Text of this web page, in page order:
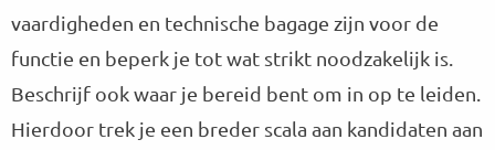
vaardigheden en technische bagage zijn voor de
functie en beperk je tot wat strikt noodzakelijk is.
Beschrijf ook waar je bereid bent om in op te leiden.
Hierdoor trek je een breder scala aan kandidaten aan